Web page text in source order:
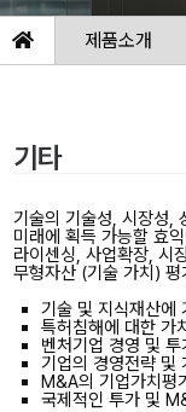
기타
기술의 기술성, 시장성,
미래에 획득 가능할 효
라이센싱, 사업확장, 시
무형자산 (기술 가치)
기술 및 지식재산에
특허침해에 대한 가
벤처기업 경영 및
기업의 경영전략 및
M&A의 기업가치평
국제적인 투가 및